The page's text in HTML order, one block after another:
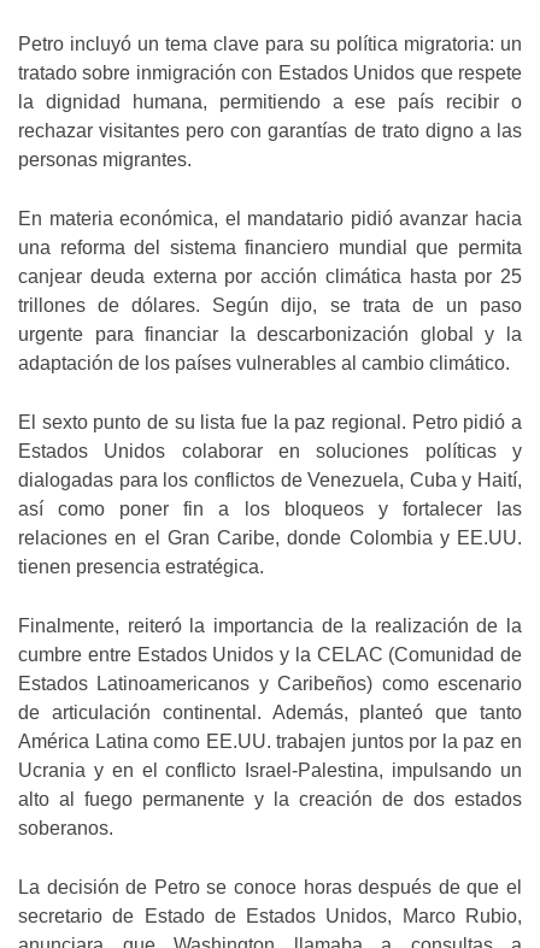
Petro incluyó un tema clave para su política migratoria: un
tratado sobre inmigración con Estados Unidos que respete
la dignidad humana, permitiendo a ese país recibir o
rechazar visitantes pero con garantías de trato digno a las
personas migrantes.
En materia económica, el mandatario pidió avanzar hacia
una reforma del sistema financiero mundial que permita
canjear deuda externa por acción climática hasta por 25
trillones de dólares. Según dijo, se trata de un paso
urgente para financiar la descarbonización global y la
adaptación de los países vulnerables al cambio climático.
El sexto punto de su lista fue la paz regional. Petro pidió a
Estados Unidos colaborar en soluciones políticas y
dialogadas para los conflictos de Venezuela, Cuba y Haití,
así como poner fin a los bloqueos y fortalecer las
relaciones en el Gran Caribe, donde Colombia y EE.UU.
tienen presencia estratégica.
Finalmente, reiteró la importancia de la realización de la
cumbre entre Estados Unidos y la CELAC (Comunidad de
Estados Latinoamericanos y Caribeños) como escenario
de articulación continental. Además, planteó que tanto
América Latina como EE.UU. trabajen juntos por la paz en
Ucrania y en el conflicto Israel-Palestina, impulsando un
alto al fuego permanente y la creación de dos estados
soberanos.
La decisión de Petro se conoce horas después de que el
secretario de Estado de Estados Unidos, Marco Rubio,